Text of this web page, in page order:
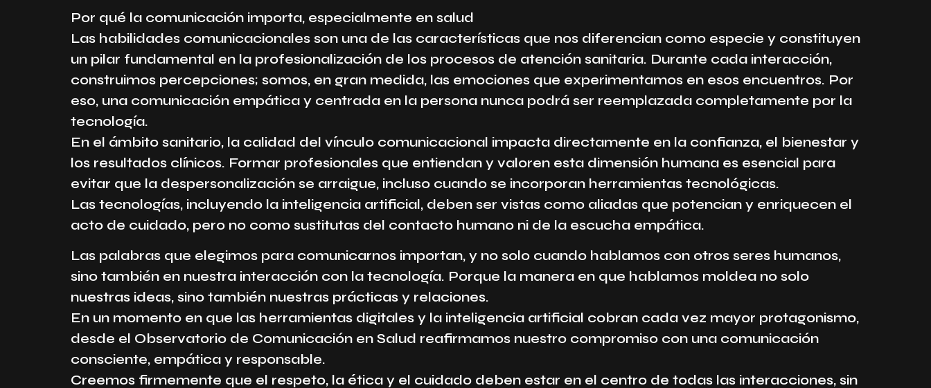
Por qué la comunicación importa, especialmente en salud
Las habilidades comunicacionales son una de las características que nos diferencian como especie y constituyen
un pilar fundamental en la profesionalización de los procesos de atención sanitaria. Durante cada interacción,
construimos percepciones; somos, en gran medida, las emociones que experimentamos en esos encuentros. Por
eso, una comunicación empática y centrada en la persona nunca podrá ser reemplazada completamente por la
tecnología.
En el ámbito sanitario, la calidad del vínculo comunicacional impacta directamente en la confianza, el bienestar y
los resultados clínicos. Formar profesionales que entiendan y valoren esta dimensión humana es esencial para
evitar que la despersonalización se arraigue, incluso cuando se incorporan herramientas tecnológicas.
Las tecnologías, incluyendo la inteligencia artificial, deben ser vistas como aliadas que potencian y enriquecen el
acto de cuidado, pero no como sustitutas del contacto humano ni de la escucha empática.
Las palabras que elegimos para comunicarnos importan, y no solo cuando hablamos con otros seres humanos,
sino también en nuestra interacción con la tecnología. Porque la manera en que hablamos moldea no solo
nuestras ideas, sino también nuestras prácticas y relaciones.
En un momento en que las herramientas digitales y la inteligencia artificial cobran cada vez mayor protagonismo,
desde el Observatorio de Comunicación en Salud reafirmamos nuestro compromiso con una comunicación
consciente, empática y responsable.
Creemos firmemente que el respeto, la ética y el cuidado deben estar en el centro de todas las interacciones, sin